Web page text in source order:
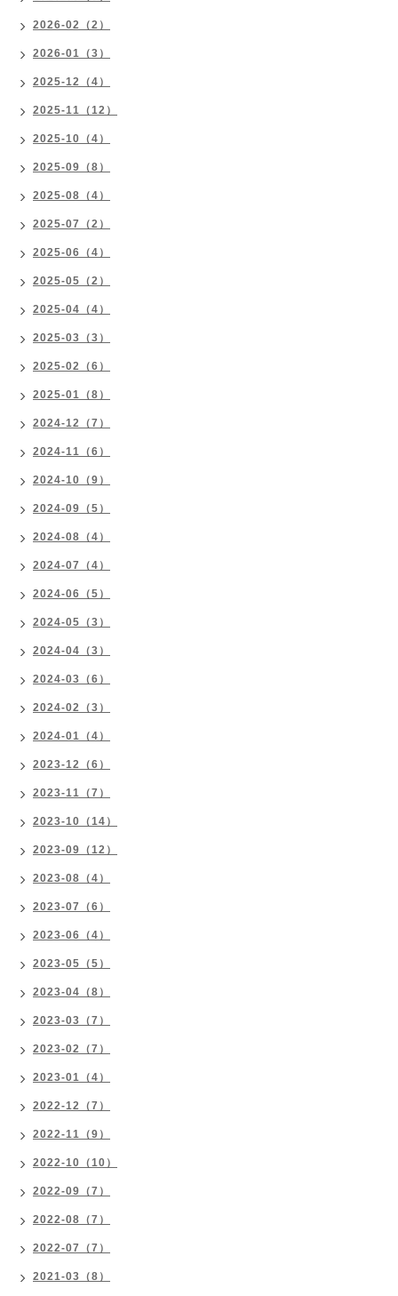
2026-02（2）
2026-01（3）
2025-12（4）
2025-11（12）
2025-10（4）
2025-09（8）
2025-08（4）
2025-07（2）
2025-06（4）
2025-05（2）
2025-04（4）
2025-03（3）
2025-02（6）
2025-01（8）
2024-12（7）
2024-11（6）
2024-10（9）
2024-09（5）
2024-08（4）
2024-07（4）
2024-06（5）
2024-05（3）
2024-04（3）
2024-03（6）
2024-02（3）
2024-01（4）
2023-12（6）
2023-11（7）
2023-10（14）
2023-09（12）
2023-08（4）
2023-07（6）
2023-06（4）
2023-05（5）
2023-04（8）
2023-03（7）
2023-02（7）
2023-01（4）
2022-12（7）
2022-11（9）
2022-10（10）
2022-09（7）
2022-08（7）
2022-07（7）
2021-03（8）